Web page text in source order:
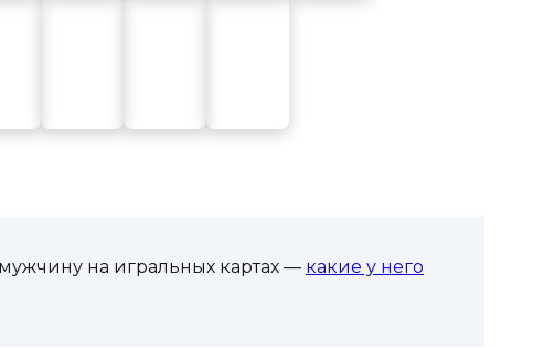
на игральных картах — какие у него